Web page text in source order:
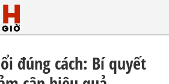
đúng cách: Bí quyết